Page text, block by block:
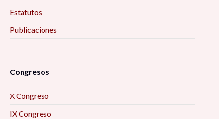
Estatutos
Publicaciones
Congresos
X Congreso
IX Congreso